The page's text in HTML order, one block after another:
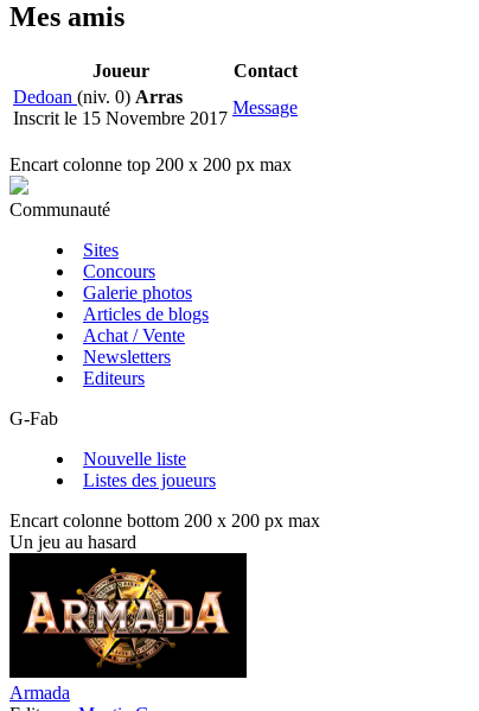
Mes amis
Joueur
Contact
Dedoan (niv. 0) Arras
Inscrit le 15 Novembre 2017
Message
Encart colonne top 200 x 200 px max
Communauté
Sites
Concours
Galerie photos
Articles de blogs
Achat / Vente
Newsletters
Editeurs
G-Fab
Nouvelle liste
Listes des joueurs
Encart colonne bottom 200 x 200 px max
Un jeu au hasard
Armada